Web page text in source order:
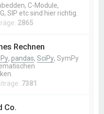
C-Module,
SIP etc sind hier richtig.
2865
Rechnen
,pandas,SciPy, SymPy
7381
Co.